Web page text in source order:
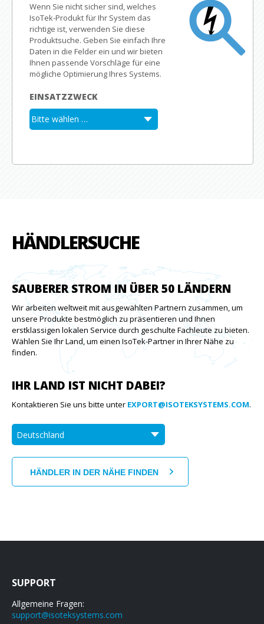
Wenn Sie nicht sicher sind, welches
IsoTek-Produkt für Ihr System das
richtige ist, verwenden Sie diese
Produktsuche. Geben Sie einfach Ihre
Daten in die Felder ein und wir bieten
Ihnen passende Vorschläge für eine
mögliche Optimierung Ihres Systems.
EINSATZZWECK
HÄNDLERSUCHE
SAUBERER STROM IN ÜBER 50 LÄNDERN
Wir arbeiten weltweit mit ausgewählten Partnern zusammen, um
unsere Produkte bestmöglich zu präsentieren und Ihnen
erstklassigen lokalen Service durch geschulte Fachleute zu bieten.
Wählen Sie Ihr Land, um einen IsoTek-Partner in Ihrer Nähe zu
finden.
IHR LAND IST NICHT DABEI?
Kontaktieren Sie uns bitte unter EXPORT@ISOTEKSYSTEMS.COM.
SUPPORT
Allgemeine Fragen:
support@isoteksystems.com